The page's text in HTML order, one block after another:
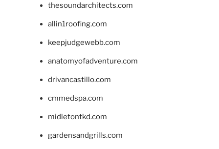
thesoundarchitects.com
allin1roofing.com
keepjudgewebb.com
anatomyofadventure.com
drivancastillo.com
cmmedspa.com
midletontkd.com
gardensandgrills.com